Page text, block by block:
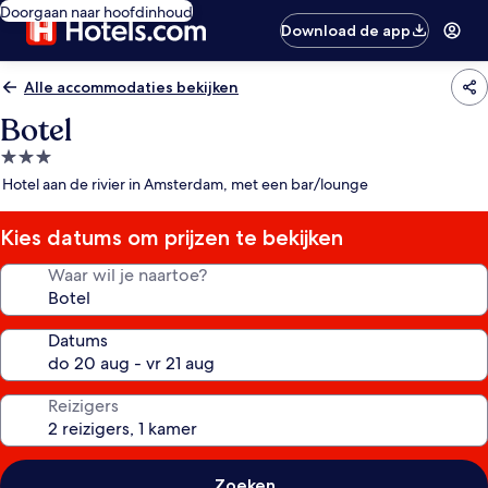
Doorgaan naar hoofdinhoud
Download de app
Alle accommodaties bekijken
Botel
3.0-
sterrenaccommodatie
Hotel aan de rivier in Amsterdam, met een bar/lounge
Kies datums om prijzen te bekijken
Waar wil je naartoe?
Datums
Reizigers